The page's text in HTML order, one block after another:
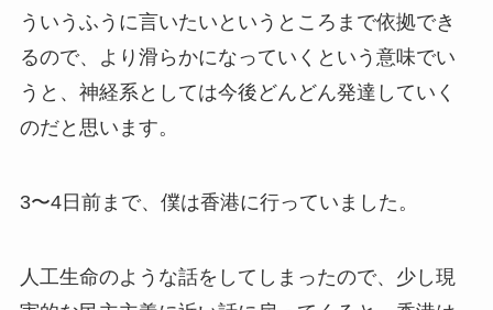
ういうふうに言いたいというところまで依拠でき
るので、より滑らかになっていくという意味でい
うと、神経系としては今後どんどん発達していく
のだと思います。
3〜4日前まで、僕は香港に行っていました。
人工生命のような話をしてしまったので、少し現